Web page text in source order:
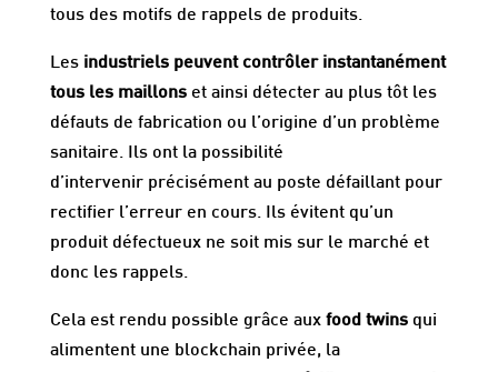
tous des motifs de rappels de produits.
Les industriels peuvent contrôler instantanément
tous les maillons et ainsi détecter au plus tôt les
défauts de fabrication ou l’origine d’un problème
sanitaire. Ils ont la possibilité
d’intervenir précisément au poste défaillant pour
rectifier l’erreur en cours. Ils évitent qu’un
produit défectueux ne soit mis sur le marché et
donc les rappels.
Cela est rendu possible grâce aux food twins qui
alimentent une blockchain privée, la